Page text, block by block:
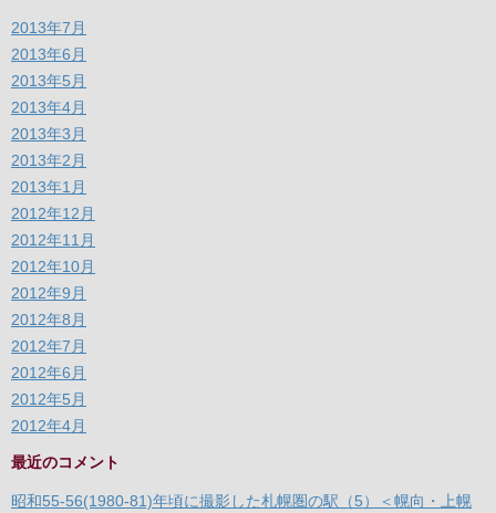
2013年7月
2013年6月
2013年5月
2013年4月
2013年3月
2013年2月
2013年1月
2012年12月
2012年11月
2012年10月
2012年9月
2012年8月
2012年7月
2012年6月
2012年5月
2012年4月
最近のコメント
昭和55-56(1980-81)年頃に撮影した札幌圏の駅（5）＜幌向・上幌